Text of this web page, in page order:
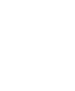
kontroll?
av nye
og